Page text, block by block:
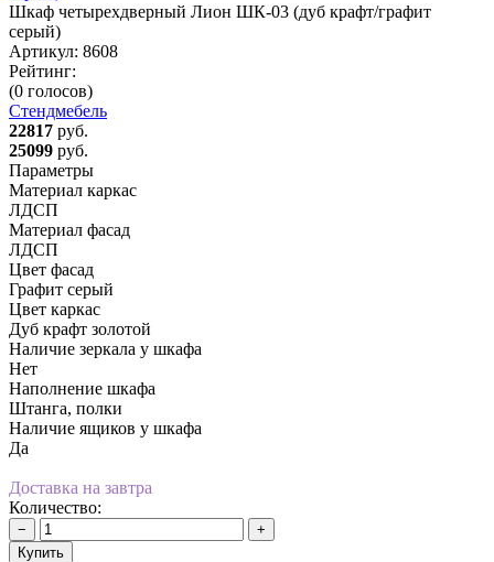
Шкаф четырехдверный Лион ШК-03 (дуб крафт/графит
серый)
Артикул: 8608
Рейтинг:
(0 голосов)
Стендмебель
22817 руб.
25099 руб.
Параметры
Материал каркас
ЛДСП
Материал фасад
ЛДСП
Цвет фасад
Графит серый
Цвет каркас
Дуб крафт золотой
Наличие зеркала у шкафа
Нет
Наполнение шкафа
Штанга, полки
Наличие ящиков у шкафа
Да
Доставка на завтра
Количество:
−
+
Купить